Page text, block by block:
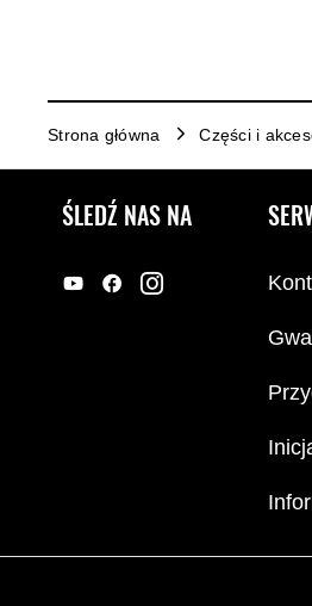
Strona główna Części i
ŚLEDŹ NAS NA